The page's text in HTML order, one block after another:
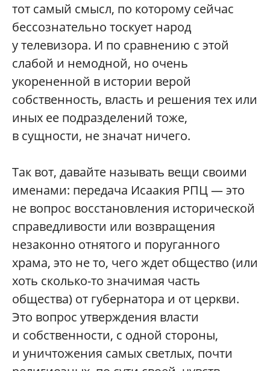
тот самый смысл, по которому сейчас
бессознательно тоскует народ
у телевизора. И по сравнению с этой
слабой и немодной, но очень
укорененной в истории верой
собственность, власть и решения тех или
иных ее подразделений тоже,
в сущности, не значат ничего.
Так вот, давайте называть вещи своими
именами: передача Исаакия РПЦ — это
не вопрос восстановления исторической
справедливости или возвращения
незаконно отнятого и поруганного
храма, это не то, чего ждет общество (или
хоть сколько-то значимая часть
общества) от губернатора и от церкви.
Это вопрос утверждения власти
и собственности, с одной стороны,
и уничтожения самых светлых, почти